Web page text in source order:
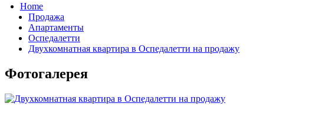
Home
Продажа
Апартаменты
Оспедалетти
Двухкомнатная квартира в Оспедалетти на продажу
Фотогалерея